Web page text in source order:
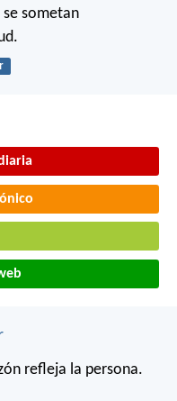
sometan
refleja la persona.